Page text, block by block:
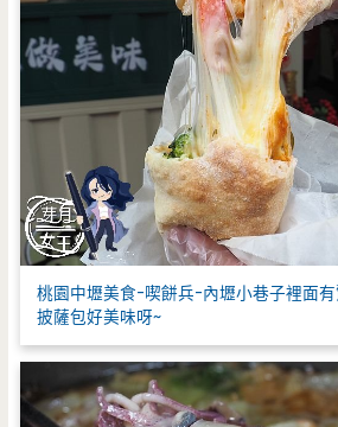
桃園中壢美食-喫餅兵-內壢小巷子裡面
披薩包好美味呀~